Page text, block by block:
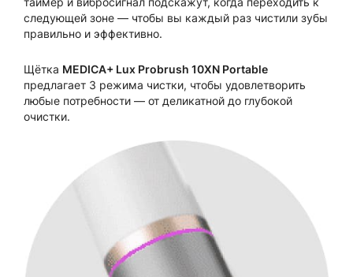
следующей зоне — чтобы вы каждый раз чистили зубы
правильно и эффективно.
Щётка MEDICA+ Lux Probrush 10XN Portable
предлагает 3 режима чистки, чтобы удовлетворить
любые потребности — от деликатной до глубокой
очистки.